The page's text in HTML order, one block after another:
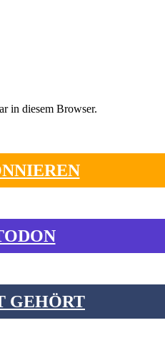
in diesem Browser.
GEHÖRT